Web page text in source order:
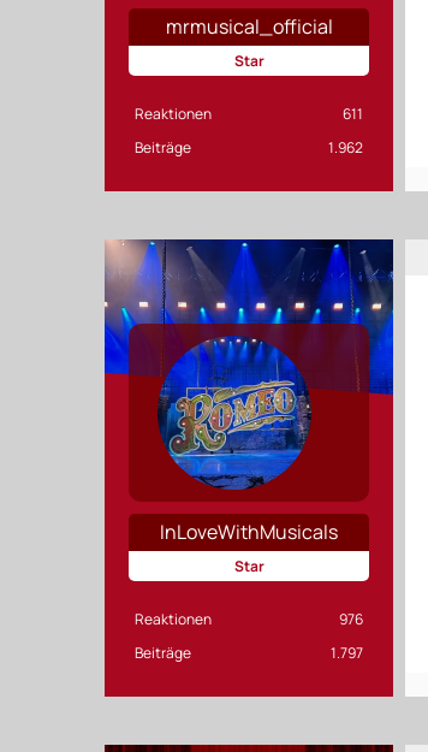
mrmusical_official
Star
Reaktionen
611
Beiträge
1.962
InLoveWithMusicals
Star
Reaktionen
976
Beiträge
1.797